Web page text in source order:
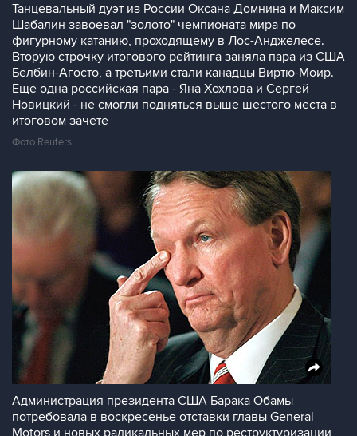
Танцевальный дуэт из России Оксана Домнина и Максим
Шабалин завоевал "золото" чемпионата мира по
фигурному катанию, проходящему в Лос-Анджелесе.
Вторую строчку итогового рейтинга заняла пара из США
Белбин-Агосто, а третьими стали канадцы Виртю-Моир.
Еще одна российская пара - Яна Хохлова и Сергей
Новицкий - не смогли подняться выше шестого места в
итоговом зачете
Фото Reuters
Администрация президента США Барака Обамы
потребовала в воскресенье отставки главы General
Motors и новых радикальных мер по реструктуризации